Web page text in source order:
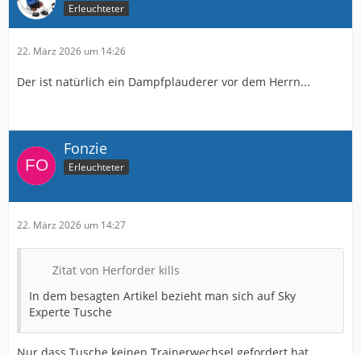
Erleuchteter
22. März 2026 um 14:26
Der ist natürlich ein Dampfplauderer vor dem Herrn...
Fonzie
Erleuchteter
22. März 2026 um 14:27
Zitat von Herforder kills
In dem besagten Artikel bezieht man sich auf Sky
Experte Tusche